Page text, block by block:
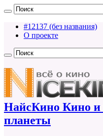
#12137 (без названия)
О проекте
НайсКино Кино и
планеты